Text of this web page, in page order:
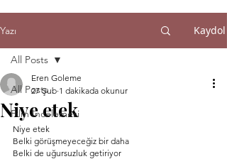
Yazı Kaydol
All Posts
Film İncelemesi
All Posts
Niye etek
Eren Goleme
27 Şub 1 dakikada okunur
Niye etek
Belki görüşmeyeceğiz bir daha
Belki de uğursuzluk getiriyor